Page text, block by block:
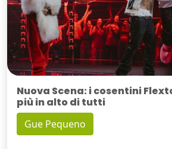
Nuova Scena: i cosentini
più in alto di tutti
Gue Pequeno